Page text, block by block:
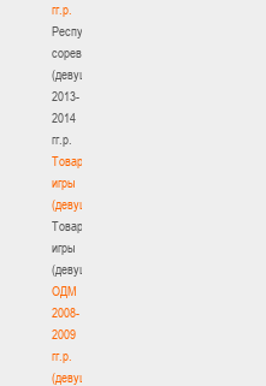
гг.р.
Республиканские
соревнования
(девушки)
2013-
2014
гг.р.
Товарищеские
игры
(девушки)
Товарищеские
игры
(девушки)
ОДМ
2008-
2009
гг.р.
(девушки)